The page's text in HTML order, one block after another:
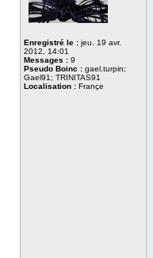
Enregistré le : jeu. 19 avr.
2012, 14:01
Messages : 9
Pseudo Boinc : gael.turpin;
Gael91; TRINITAS91
Localisation : Françe